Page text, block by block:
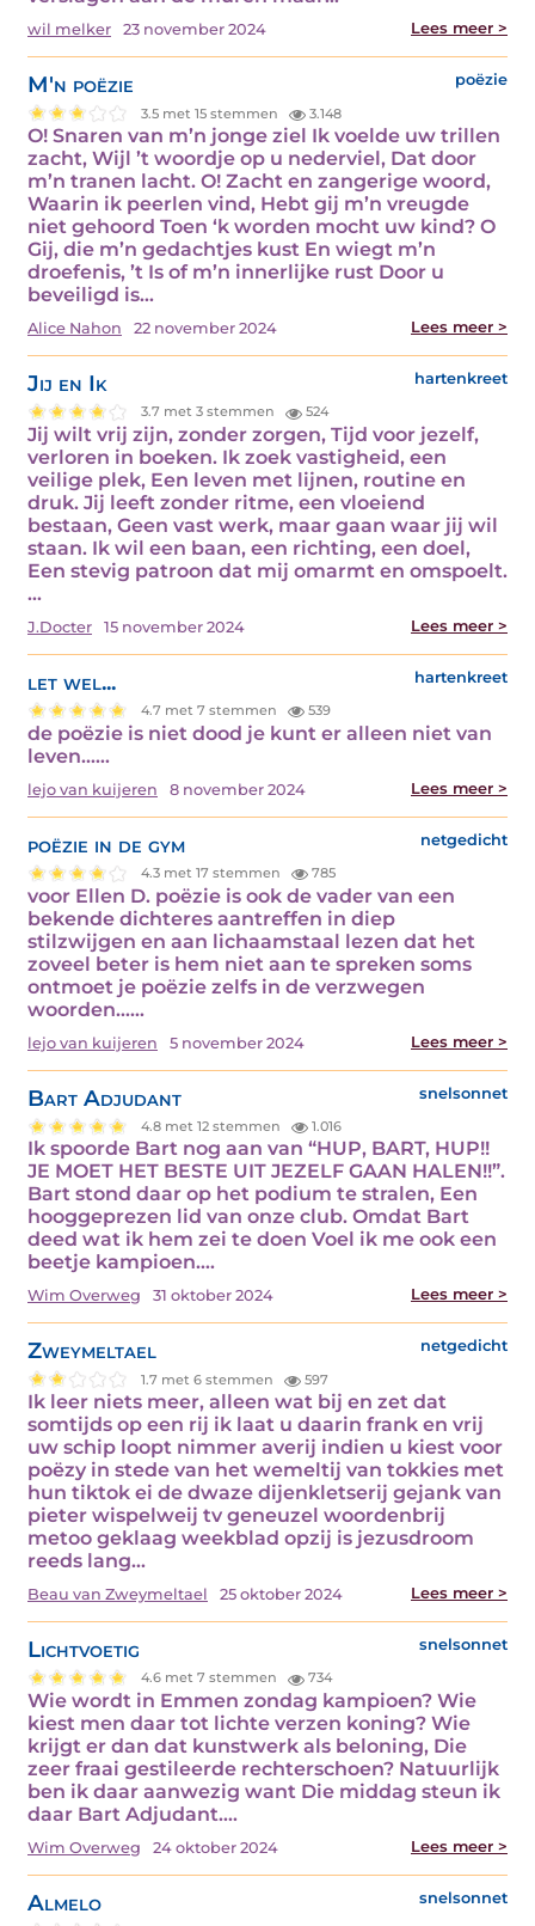
wil melker 23 november 2024 Lees meer >
M'n poëzie poëzie
3.5 met 15 stemmen 3.148
O! Snaren van m’n jonge ziel Ik voelde uw trillen
zacht, Wijl ’t woordje op u nederviel, Dat door
m’n tranen lacht. O! Zacht en zangerige woord,
Waarin ik peerlen vind, Hebt gij m’n vreugde
niet gehoord Toen ‘k worden mocht uw kind? O
Gij, die m’n gedachtjes kust En wiegt m’n
droefenis, ’t Is of m’n innerlijke rust Door u
beveiligd is…
Alice Nahon 22 november 2024 Lees meer >
Jij en Ik hartenkreet
3.7 met 3 stemmen 524
Jij wilt vrij zijn, zonder zorgen, Tijd voor jezelf,
verloren in boeken. Ik zoek vastigheid, een
veilige plek, Een leven met lijnen, routine en
druk. Jij leeft zonder ritme, een vloeiend
bestaan, Geen vast werk, maar gaan waar jij wil
staan. Ik wil een baan, een richting, een doel,
Een stevig patroon dat mij omarmt en omspoelt.
…
J.Docter 15 november 2024 Lees meer >
let wel... hartenkreet
4.7 met 7 stemmen 539
de poëzie is niet dood je kunt er alleen niet van
leven...…
lejo van kuijeren 8 november 2024 Lees meer >
poëzie in de gym netgedicht
4.3 met 17 stemmen 785
voor Ellen D. poëzie is ook de vader van een
bekende dichteres aantreffen in diep
stilzwijgen en aan lichaamstaal lezen dat het
zoveel beter is hem niet aan te spreken soms
ontmoet je poëzie zelfs in de verzwegen
woorden...…
lejo van kuijeren 5 november 2024 Lees meer >
Bart Adjudant snelsonnet
4.8 met 12 stemmen 1.016
Ik spoorde Bart nog aan van “HUP, BART, HUP!!
JE MOET HET BESTE UIT JEZELF GAAN HALEN!!”.
Bart stond daar op het podium te stralen, Een
hooggeprezen lid van onze club. Omdat Bart
deed wat ik hem zei te doen Voel ik me ook een
beetje kampioen.…
Wim Overweg 31 oktober 2024 Lees meer >
Zweymeltael netgedicht
1.7 met 6 stemmen 597
Ik leer niets meer, alleen wat bij en zet dat
somtijds op een rij ik laat u daarin frank en vrij
uw schip loopt nimmer averij indien u kiest voor
poëzy in stede van het wemeltij van tokkies met
hun tiktok ei de dwaze dijenkletserij gejank van
pieter wispelweij tv geneuzel woordenbrij
metoo geklaag weekblad opzij is jezusdroom
reeds lang…
Beau van Zweymeltael 25 oktober 2024 Lees meer >
Lichtvoetig snelsonnet
4.6 met 7 stemmen 734
Wie wordt in Emmen zondag kampioen? Wie
kiest men daar tot lichte verzen koning? Wie
krijgt er dan dat kunstwerk als beloning, Die
zeer fraai gestileerde rechterschoen? Natuurlijk
ben ik daar aanwezig want Die middag steun ik
daar Bart Adjudant.…
Wim Overweg 24 oktober 2024 Lees meer >
Almelo snelsonnet